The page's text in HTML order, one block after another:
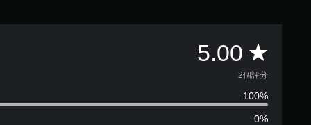
5.00 平
均
評
2個評分
100%
0%